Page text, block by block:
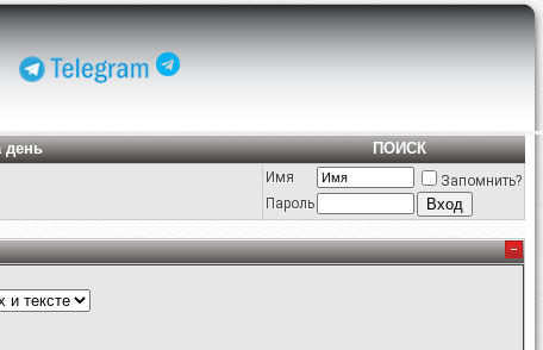
день
ПОИСК
Имя
Запомнить?
Пароль